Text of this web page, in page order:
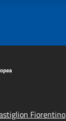
Fiorentino